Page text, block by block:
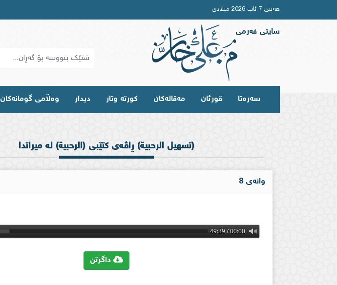
هەینی 7 ئاب 2026 میلادی
سایتی فەرمی
سەرەتا قورئان مەقالەکان کورتە وتار دیدار وه‌ڵامی گومانه‌كان
(تسهيل الرحبية) ڕاڤه‌ى كتێبى (الرحبية) له ميراتدا
وانەی 8
00:00 / 49:39
داگرتن